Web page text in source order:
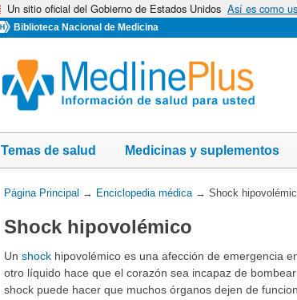
Un sitio oficial del Gobierno de Estados Unidos Así es como
Biblioteca Nacional de Medicina
Temas de salud Medicinas y suplementos
Usted
aquí:
Página Principal → Enciclopedia médica→ Shock
Shock hipovolémico
Un shockhipovolémico es una afección de emergencia
otro líquido hace que el corazón sea incapaz de
shock puede hacer que muchos órganos dejen de